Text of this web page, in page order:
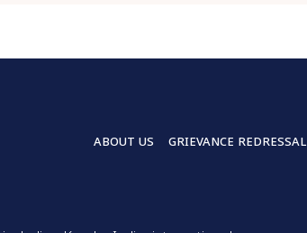
ABOUT US GRIEVANCE REDRESSAL